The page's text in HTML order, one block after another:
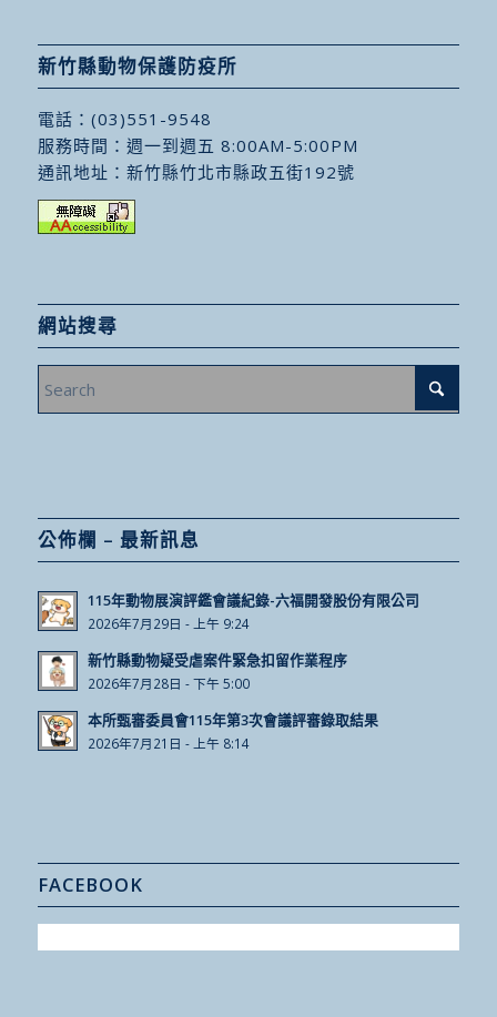
新竹縣動物保護防疫所
電話： (03)551-9548
服務時間：週一到週五 8:00AM-5:00PM
通訊地址： 新竹縣竹北市縣政五街192號
網站搜尋
公佈欄 – 最新訊息
115年動物展演評鑑會議紀錄-六福開發股份有限公司
2026年7月29日 - 上午 9:24
新竹縣動物疑受虐案件緊急扣留作業程序
2026年7月28日 - 下午 5:00
本所甄審委員會115年第3次會議評審錄取結果
2026年7月21日 - 上午 8:14
FACEBOOK